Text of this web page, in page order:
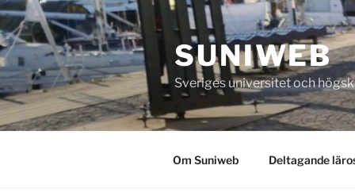
Skip
to
content
SUNIWEB
Sveriges universitet och
Om Suniweb Deltagande